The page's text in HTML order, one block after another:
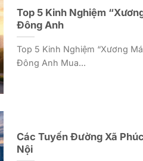
Top 5 Kinh Nghiệm
Đông Anh
Top 5 Kinh Nghiệm “Xương
Đông Anh Mua...
Các Tuyến Đường Xã
Nội